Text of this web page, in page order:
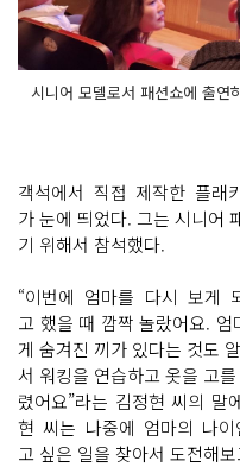
시니어 모델로서 패션쇼에 출
객석에서 직접 제작한 플래
가 눈에 띄었다. 그는 시니어
기 위해서 참석했다.
“이번에 엄마를 다시 보게
고 했을 때 깜짝 놀랐어요.
게 숨겨진 끼가 있다는 것도
서 워킹을 연습하고 옷을 고
렸어요”라는 김정현 씨의 말
현 씨는 나중에 엄마의 나
고 싶은 일을 찾아서 도전해